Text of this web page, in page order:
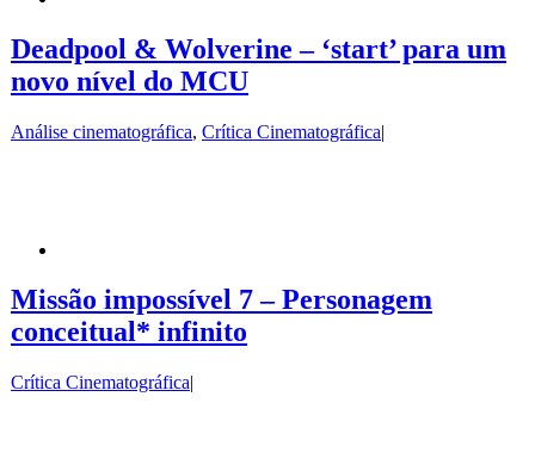
Deadpool & Wolverine – ‘start’ para um
novo nível do MCU
Análise cinematográfica, Crítica Cinematográfica|
Missão impossível 7 – Personagem
conceitual* infinito
Crítica Cinematográfica|